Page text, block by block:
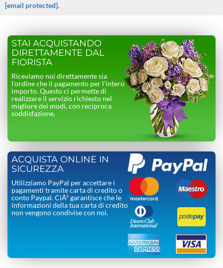
[email protected].
STAI ACQUISTANDO
DIRETTAMENTE DAL
FIORISTA
Riceviamo noi direttamente sia
l’ordine che il pagamento per l’intero
importo. Questo ci permette di
realizzare il servizio richiesto nel
migliore dei modi, con reciproca
soddisfazione.
ACQUISTA ONLINE IN
SICUREZZA
Utilizziamo PayPal per accettare i
pagamenti tramite carta di credito o
conto Paypal. CiÃ² garantisce che le
informazioni della tua carta di credito
non vengono condivise con noi.